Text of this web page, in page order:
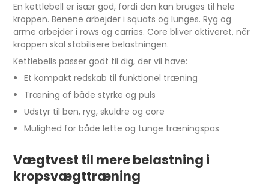
En kettlebell er især god, fordi den kan bruges til hele
kroppen. Benene arbejder i squats og lunges. Ryg og
arme arbejder i rows og carries. Core bliver aktiveret, når
kroppen skal stabilisere belastningen.
Kettlebells passer godt til dig, der vil have:
Et kompakt redskab til funktionel træning
Træning af både styrke og puls
Udstyr til ben, ryg, skuldre og core
Mulighed for både lette og tunge træningspas
Vægtvest til mere belastning i
kropsvægttræning